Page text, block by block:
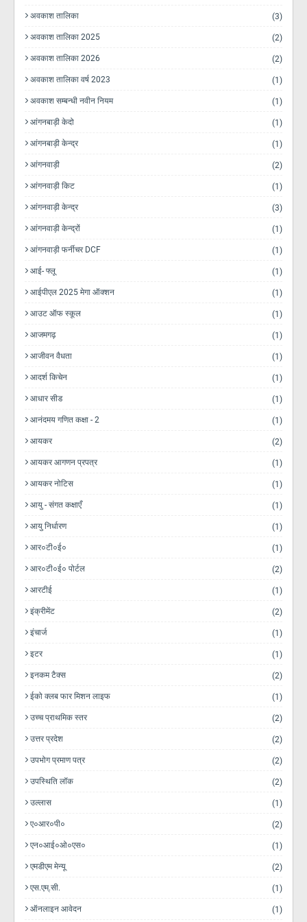
अवकाश तालिका (3)
अवकाश तालिका 2025 (2)
अवकाश तालिका 2026 (2)
अवकाश तालिका वर्ष 2023 (1)
अवकाश सम्बन्धी नवीन नियम (1)
आंगनबाड़ी केदो (1)
आंगनबाड़ी केन्द्र (1)
आंगनवाड़ी (2)
आंगनवाड़ी किट (1)
आंगनवाड़ी केन्द्र (3)
आंगनवाड़ी केन्द्रों (1)
आंगनवाड़ी फर्नीचर DCF (1)
आई- फ्लू (1)
आईपीएल 2025 मेगा ऑक्शन (1)
आउट ऑफ स्कूल (1)
आजमगढ़ (1)
आजीवन वैधता (1)
आदर्श किचेन (1)
आधार सीड (1)
आनंदमय गणित कक्षा - 2 (1)
आयकर (2)
आयकर आगणन प्रपत्र (1)
आयकर नोटिस (1)
आयु - संगत कक्षाएँ (1)
आयु निर्धारण (1)
आर०टी०ई० (1)
आर०टी०ई० पोर्टल (2)
आरटीई (1)
इंक्रीमेंट (2)
इंचार्ज (1)
इटर (1)
इनकम टैक्स (2)
ईको क्लब फार मिशन लाइफ (1)
उच्च प्राथमिक स्तर (2)
उत्तर प्रदेश (2)
उपभोग प्रमाण पत्र (2)
उपस्थिति लॉक (2)
उल्लास (1)
ए०आर०पी० (2)
एन०आई०ओ०एस० (1)
एमडीएम मेन्यू (2)
एस.एम्.सी. (1)
ऑनलाइन आवेदन (1)